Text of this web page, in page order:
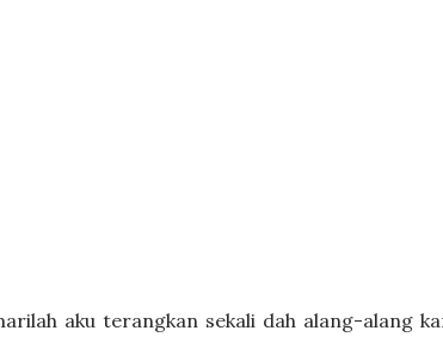
aku terangkan sekali dah alang-alang